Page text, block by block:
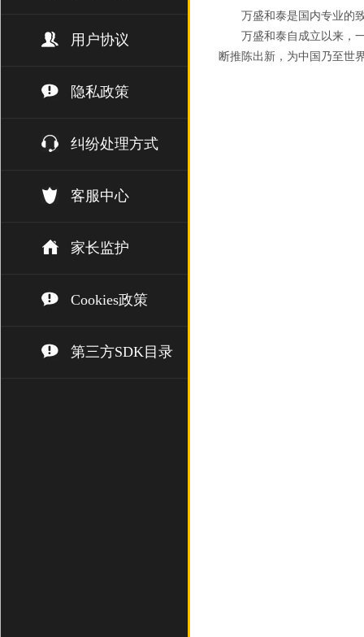
用户协议
隐私政策
纠纷处理方式
客服中心
家长监护
Cookies政策
第三方SDK目录
万盛和泰是国内专业的
万盛和泰自成立以来，
断推陈出新，为中国乃至世